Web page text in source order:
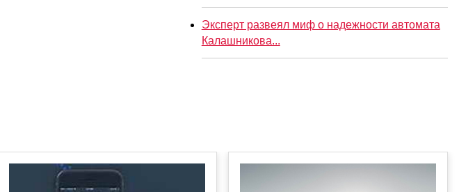
Эксперт развеял миф о надежности автомата
Калашникова...